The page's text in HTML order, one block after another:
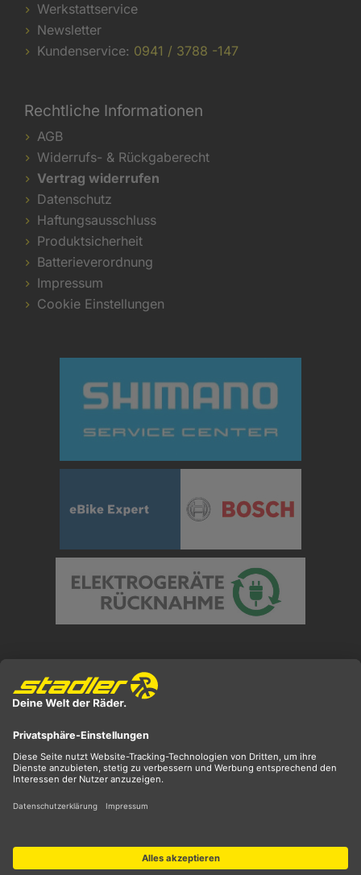
Werkstattservice
Newsletter
Kundenservice: 0941 / 3788 -147
Rechtliche Informationen
AGB
Widerrufs- & Rückgaberecht
Vertrag widerrufen
Datenschutz
Haftungsausschluss
Produktsicherheit
Batterieverordnung
Impressum
Cookie Einstellungen
** ehemaliger UVP